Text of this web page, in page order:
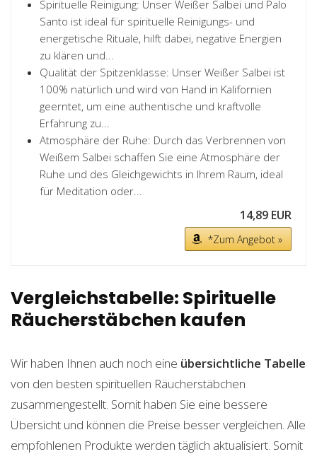
Spirituelle Reinigung: Unser Weißer Salbei und Palo
Santo ist ideal für spirituelle Reinigungs- und
energetische Rituale, hilft dabei, negative Energien
zu klären und...
Qualität der Spitzenklasse: Unser Weißer Salbei ist
100% natürlich und wird von Hand in Kalifornien
geerntet, um eine authentische und kraftvolle
Erfahrung zu...
Atmosphäre der Ruhe: Durch das Verbrennen von
Weißem Salbei schaffen Sie eine Atmosphäre der
Ruhe und des Gleichgewichts in Ihrem Raum, ideal
für Meditation oder...
14,89 EUR
*Zum Angebot »
Vergleichstabelle: Spirituelle
Räucherstäbchen kaufen
Wir haben Ihnen auch noch eine übersichtliche Tabelle
von den besten spirituellen Räucherstäbchen
zusammengestellt. Somit haben Sie eine bessere
Übersicht und können die Preise besser vergleichen. Alle
empfohlenen Produkte werden täglich aktualisiert. Somit